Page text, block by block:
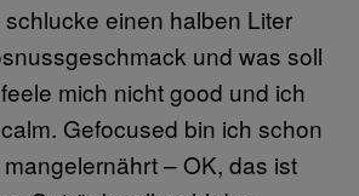
einen halben Liter
und was soll
mich nicht good und ich
Gefocused bin ich schon
– OK, das ist